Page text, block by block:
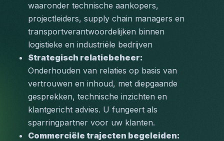
waaronder technische aankopers,
projectleiders, supply chain managers en
transportverantwoordelijken binnen
logistieke en industriële bedrijven
Strategisch relatiebeheer:
Onderhouden van relaties op basis van
vertrouwen en inhoud, met diepgaande
gesprekken, technische inzichten en
klantgericht advies. U fungeert als
sparringpartner voor uw klanten.
Commerciële trajecten begeleiden: